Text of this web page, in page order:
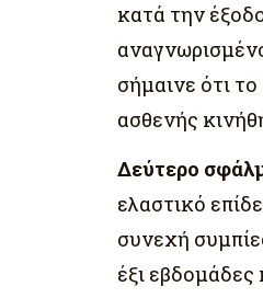
κατά την
σήμαινε ότι
ασθενής
Δεύτερο
ελαστικό
συνεχή
έξι